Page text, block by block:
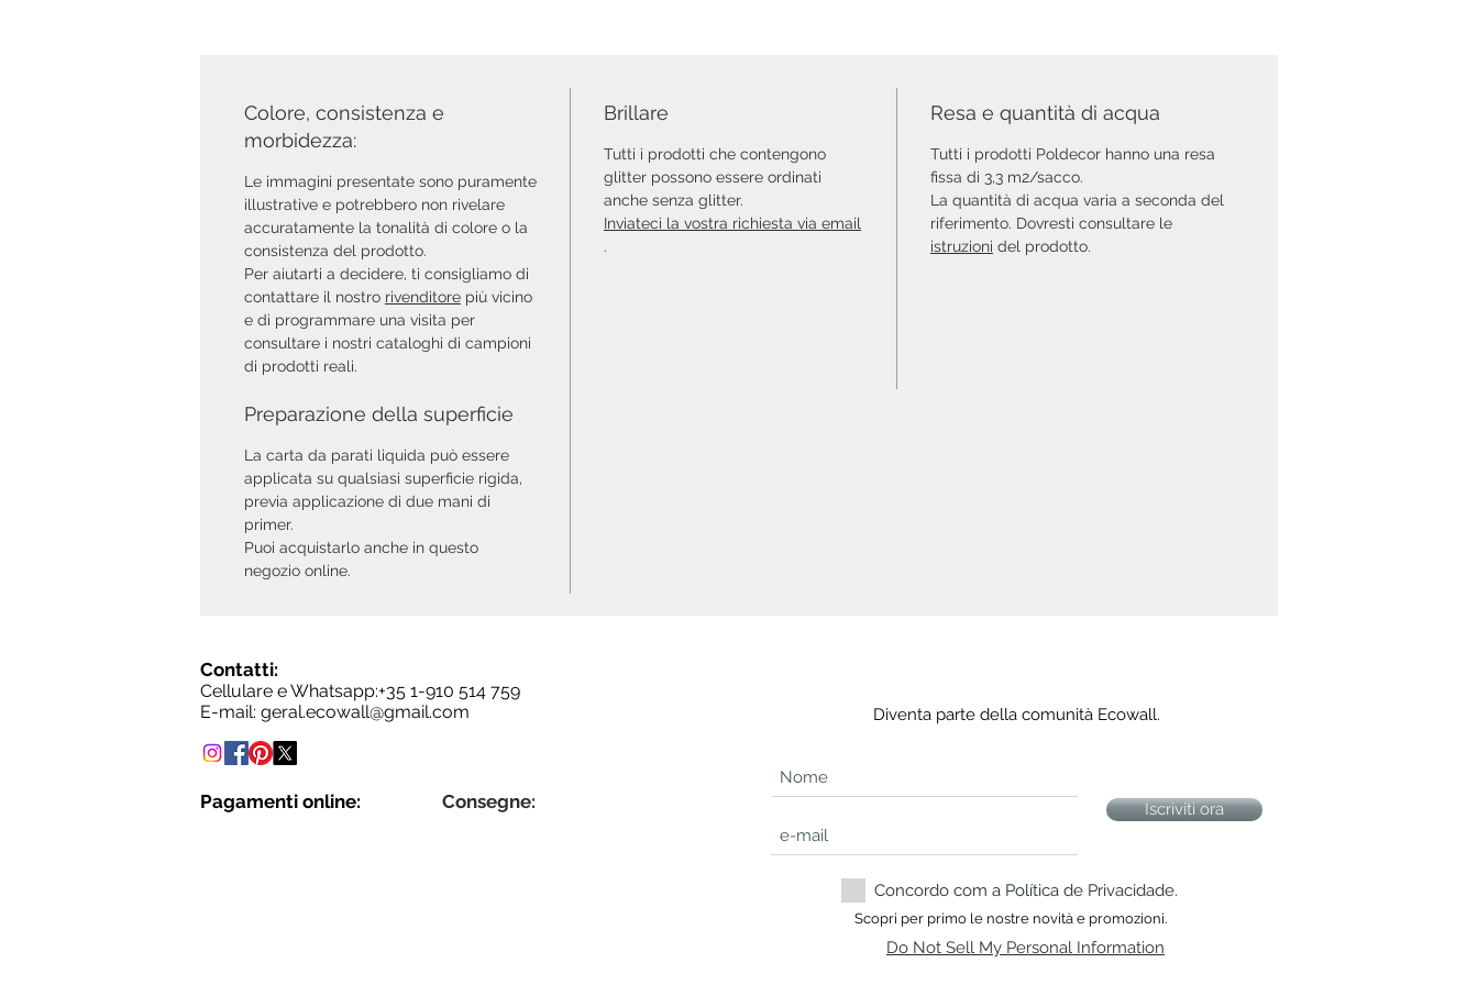
Colore, consistenza e
morbidezza:
Le immagini presentate sono puramente
illustrative e potrebbero non rivelare
accuratamente la tonalità di colore o la
consistenza del prodotto.
Per aiutarti a decidere, ti consigliamo di
contattare il nostro rivenditore più vicino
e di programmare una visita per
consultare i nostri cataloghi di campioni
di prodotti reali.
Brillare
Tutti i prodotti che contengono
glitter possono essere ordinati
anche senza glitter.
Inviateci la vostra richiesta via email
.
Resa e quantità di acqua
Tutti i prodotti Poldecor hanno una resa
fissa di 3,3 m2/sacco.
La quantità di acqua varia a seconda del
riferimento. Dovresti consultare le
istruzioni del prodotto.
Preparazione della superficie
La carta da parati liquida può essere
applicata su qualsiasi superficie rigida,
previa applicazione di due mani di
primer.
Puoi acquistarlo anche in questo
negozio online.
Contatti:
Cellulare e Whatsapp:+35 1-910 514 759
E-mail: geral.ecowall@gmail.com
Pagamenti online: Consegne:
Diventa parte della comunità Ecowall.
Iscriviti ora
Concordo com a Política de Privacidade.
Scopri per primo le nostre novità e promozioni.
Do Not Sell My Personal Information